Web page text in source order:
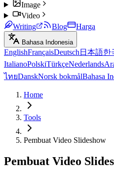
Image
Video
Writing
Blog Harga
Bahasa Indonesia
EnglishFrançaisDeutsch 日本語한
ItalianoPolskiTürkçeNederlands
ไทยDanskNorsk bokmålBahasa
Home
Tools
Pembuat Video Slideshow
Pembuat Video